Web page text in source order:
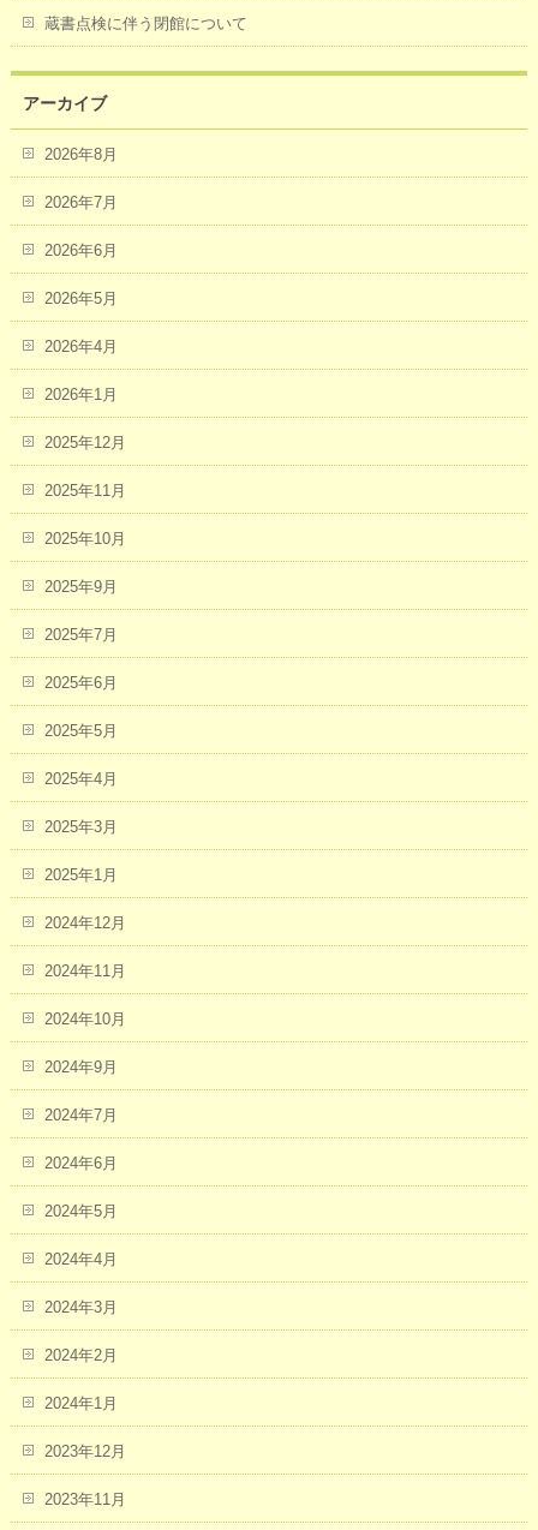
蔵書点検に伴う閉館について
アーカイブ
2026年8月
2026年7月
2026年6月
2026年5月
2026年4月
2026年1月
2025年12月
2025年11月
2025年10月
2025年9月
2025年7月
2025年6月
2025年5月
2025年4月
2025年3月
2025年1月
2024年12月
2024年11月
2024年10月
2024年9月
2024年7月
2024年6月
2024年5月
2024年4月
2024年3月
2024年2月
2024年1月
2023年12月
2023年11月